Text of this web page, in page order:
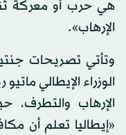
هي حرب أو معركة
الإرهاب».
وتأتي تصريحات
الوزراء الإيطالي
الإرهاب
«إيطاليا تعلم أن